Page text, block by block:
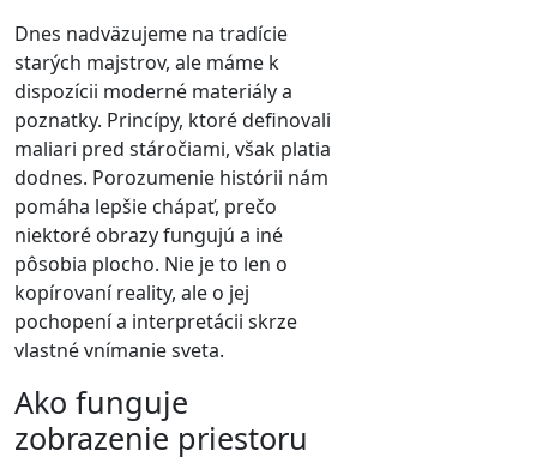
Dnes nadväzujeme na tradície
starých majstrov, ale máme k
dispozícii moderné materiály a
poznatky. Princípy, ktoré definovali
maliari pred stáročiami, však platia
dodnes. Porozumenie histórii nám
pomáha lepšie chápať, prečo
niektoré obrazy fungujú a iné
pôsobia plocho. Nie je to len o
kopírovaní reality, ale o jej
pochopení a interpretácii skrze
vlastné vnímanie sveta.
Ako funguje
zobrazenie priestoru